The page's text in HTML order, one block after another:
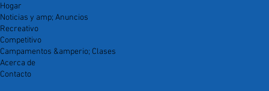
Hogar
Noticias y amp; Anuncios
Recreativo
Competitivo
Campamentos &amperio; Clases
Acerca de
Contacto